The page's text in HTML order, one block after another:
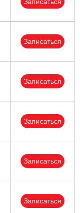
Записаться
Записаться
Записаться
Записаться
Записаться
Записаться